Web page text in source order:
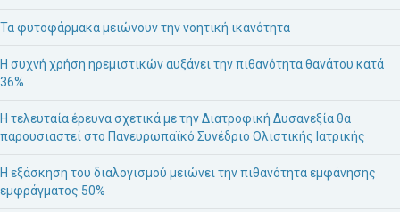
Τα φυτοφάρμακα μειώνουν την νοητική ικανότητα
Η συχνή χρήση ηρεμιστικών αυξάνει την πιθανότητα θανάτου κατά
36%
Η τελευταία έρευνα σχετικά με την Διατροφική Δυσανεξία θα
παρουσιαστεί στο Πανευρωπαϊκό Συνέδριο Ολιστικής Ιατρικής
Η εξάσκηση του διαλογισμού μειώνει την πιθανότητα εμφάνησης
εμφράγματος 50%